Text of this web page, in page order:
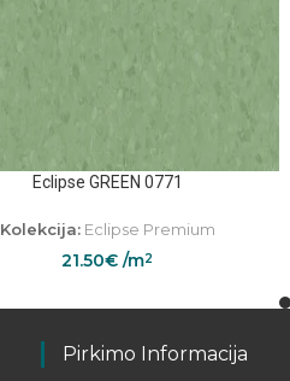
Eclipse GREEN 0771
Kolekcija:Eclipse Premium
21.50€ /m2
Pirkimo Informacija